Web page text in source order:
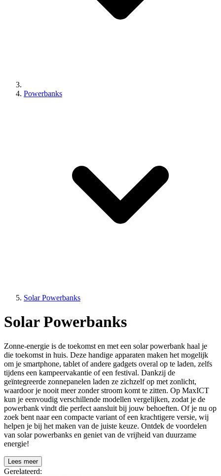
Powerbanks
Solar Powerbanks
Solar Powerbanks
Zonne-energie is de toekomst en met een solar powerbank haal je
die toekomst in huis. Deze handige apparaten maken het mogelijk
om je smartphone, tablet of andere gadgets overal op te laden, zelfs
tijdens een kampeervakantie of een festival. Dankzij de
geïntegreerde zonnepanelen laden ze zichzelf op met zonlicht,
waardoor je nooit meer zonder stroom komt te zitten. Op MaxICT
kun je eenvoudig verschillende modellen vergelijken, zodat je de
powerbank vindt die perfect aansluit bij jouw behoeften. Of je nu op
zoek bent naar een compacte variant of een krachtigere versie, wij
helpen je bij het maken van de juiste keuze. Ontdek de voordelen
van solar powerbanks en geniet van de vrijheid van duurzame
energie!
Lees meer
Gerelateerd: